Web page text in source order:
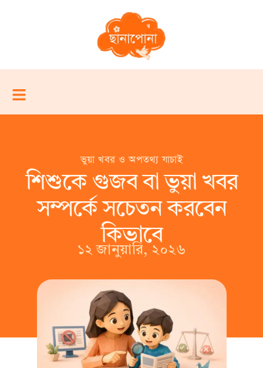
ভুয়া খবর ও অপতথ্য যাচাই
শিশুকে গুজব বা ভুয়া খবর
সম্পর্কে সচেতন করবেন
কিভাবে
১২ জানুয়ারি, ২০২৬